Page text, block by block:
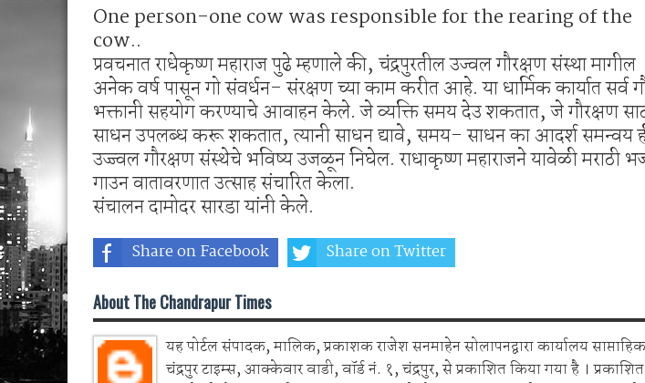
One person-one cow was responsible for the rearing of the
cow..
प्रवचनात राधेकृष्ण महाराज पुढे म्हणाले की, चंद्रपुरतील उज्वल गौरक्षण संस्था मागील
अनेक वर्ष पासून गो संवर्धन- संरक्षण च्या काम करीत आहे. या धार्मिक कार्यात सर्व
भक्तानी सहयोग करण्याचे आवाहन केले. जे व्यक्ति समय देउ शकतात, जे गौरक्षण
साधन उपलब्ध करू शकतात, त्यानी साधन द्यावे, समय- साधन का आदर्श समन्वय
उज्ज्वल गौरक्षण संस्थेचे भविष्य उजळून निघेल. राधाकृष्ण महाराजने यावेळी मराठी
गाउन वातावरणात उत्साह संचारित केला.
संचालन दामोदर सारडा यांनी केले.
Share on Facebook Share on Twitter
About The Chandrapur Times
यह पोर्टल संपादक, मालिक, प्रकाशक राजेश सनमाहेन सोलापनद्वारा कार्यालय
चंद्रपुर टाइम्स, आक्केवार वाडी, वॉर्ड नं. १, चंद्रपुर, से प्रकाशित किया गया है । प्रकाशित